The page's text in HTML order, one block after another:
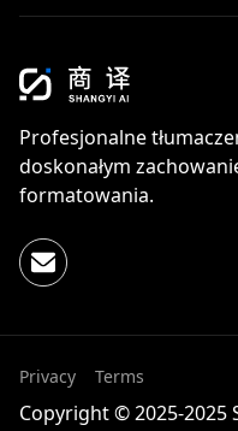
Profesjonalne
doskonałym
formatowania.
Privacy Terms
Copyright © 2025-2025